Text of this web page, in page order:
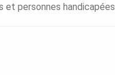
et personnes handicapées